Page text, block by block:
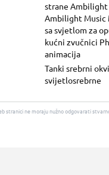
strane Ambilight
Ambilight Music
sa svjetlom za
kućni zvučnici
animacija
Tanki srebrni
svijetlosrebrne
stranici ne moraju nužno odgovarati